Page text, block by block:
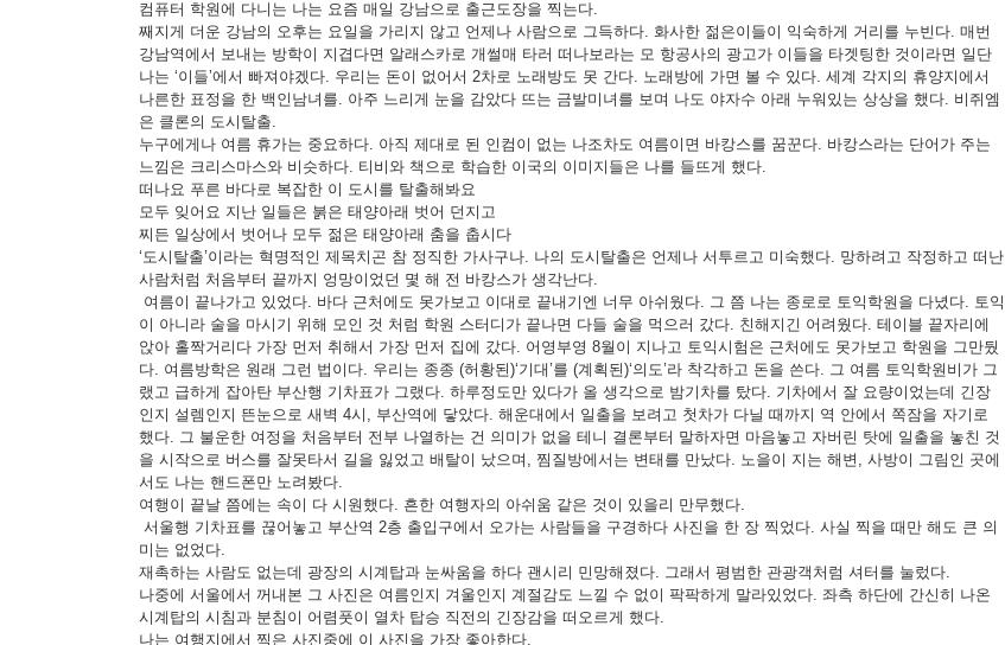
컴퓨터 학원에 다니는 나는 요즘 매일 강남으로 출근도장을 찍는다.
째지게 더운 강남의 오후는 요일을 가리지 않고 언제나 사람으로 그득하다. 화사한 젊은이들이 익숙하게 거리를 누빈다. 매번
강남역에서 보내는 방학이 지겹다면 알래스카로 개썰매 타러 떠나보라는 모 항공사의 광고가 이들을 타겟팅한 것이라면 일단
나는 ‘이들’에서 빠져야겠다. 우리는 돈이 없어서 2차로 노래방도 못 간다. 노래방에 가면 볼 수 있다. 세계 각지의 휴양지에서
나른한 표정을 한 백인남녀를. 아주 느리게 눈을 감았다 뜨는 금발미녀를 보며 나도 야자수 아래 누워있는 상상을 했다. 비쥐엠
은 클론의 도시탈출.
누구에게나 여름 휴가는 중요하다. 아직 제대로 된 인컴이 없는 나조차도 여름이면 바캉스를 꿈꾼다. 바캉스라는 단어가 주는
느낌은 크리스마스와 비슷하다. 티비와 책으로 학습한 이국의 이미지들은 나를 들뜨게 했다.
떠나요 푸른 바다로 복잡한 이 도시를 탈출해봐요
모두 잊어요 지난 일들은 붉은 태양아래 벗어 던지고
찌든 일상에서 벗어나 모두 젊은 태양아래 춤을 춥시다
‘도시탈출’이라는 혁명적인 제목치곤 참 정직한 가사구나. 나의 도시탈출은 언제나 서투르고 미숙했다. 망하려고 작정하고 떠난
사람처럼 처음부터 끝까지 엉망이었던 몇 해 전 바캉스가 생각난다.
여름이 끝나가고 있었다. 바다 근처에도 못가보고 이대로 끝내기엔 너무 아쉬웠다. 그 쯤 나는 종로로 토익학원을 다녔다. 토익
이 아니라 술을 마시기 위해 모인 것 처럼 학원 스터디가 끝나면 다들 술을 먹으러 갔다. 친해지긴 어려웠다. 테이블 끝자리에
앉아 홀짝거리다 가장 먼저 취해서 가장 먼저 집에 갔다. 어영부영 8월이 지나고 토익시험은 근처에도 못가보고 학원을 그만뒀
다. 여름방학은 원래 그런 법이다. 우리는 종종 (허황된)‘기대’를 (계획된)‘의도’라 착각하고 돈을 쓴다. 그 여름 토익학원비가 그
랬고 급하게 잡아탄 부산행 기차표가 그랬다. 하루정도만 있다가 올 생각으로 밤기차를 탔다. 기차에서 잘 요량이었는데 긴장
인지 설렘인지 뜬눈으로 새벽 4시, 부산역에 닿았다. 해운대에서 일출을 보려고 첫차가 다닐 때까지 역 안에서 쪽잠을 자기로
했다. 그 불운한 여정을 처음부터 전부 나열하는 건 의미가 없을 테니 결론부터 말하자면 마음놓고 자버린 탓에 일출을 놓친 것
을 시작으로 버스를 잘못타서 길을 잃었고 배탈이 났으며, 찜질방에서는 변태를 만났다. 노을이 지는 해변, 사방이 그림인 곳에
서도 나는 핸드폰만 노려봤다.
여행이 끝날 쯤에는 속이 다 시원했다. 흔한 여행자의 아쉬움 같은 것이 있을리 만무했다.
서울행 기차표를 끊어놓고 부산역 2층 출입구에서 오가는 사람들을 구경하다 사진을 한 장 찍었다. 사실 찍을 때만 해도 큰 의
미는 없었다.
재촉하는 사람도 없는데 광장의 시계탑과 눈싸움을 하다 괜시리 민망해졌다. 그래서 평범한 관광객처럼 셔터를 눌렀다.
나중에 서울에서 꺼내본 그 사진은 여름인지 겨울인지 계절감도 느낄 수 없이 팍팍하게 말라있었다. 좌측 하단에 간신히 나온
시계탑의 시침과 분침이 어렴풋이 열차 탑승 직전의 긴장감을 떠오르게 했다.
나는 여행지에서 찍은 사진중에 이 사진을 가장 좋아한다.